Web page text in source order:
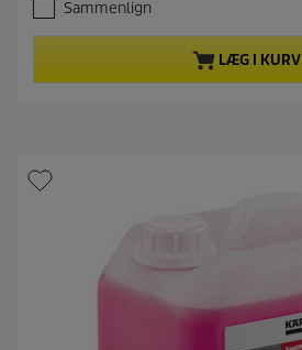
d
e
u
k
f
t
e
Sammenlign
LÆG I KURV